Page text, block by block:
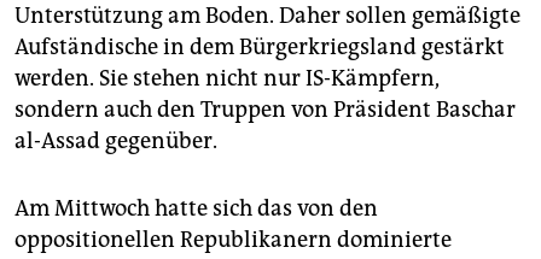
Unterstützung am Boden. Daher sollen gemäßigte
Aufständische in dem Bürgerkriegsland gestärkt
werden. Sie stehen nicht nur IS-Kämpfern,
sondern auch den Truppen von Präsident Baschar
al-Assad gegenüber.
Am Mittwoch hatte sich das von den
oppositionellen Republikanern dominierte